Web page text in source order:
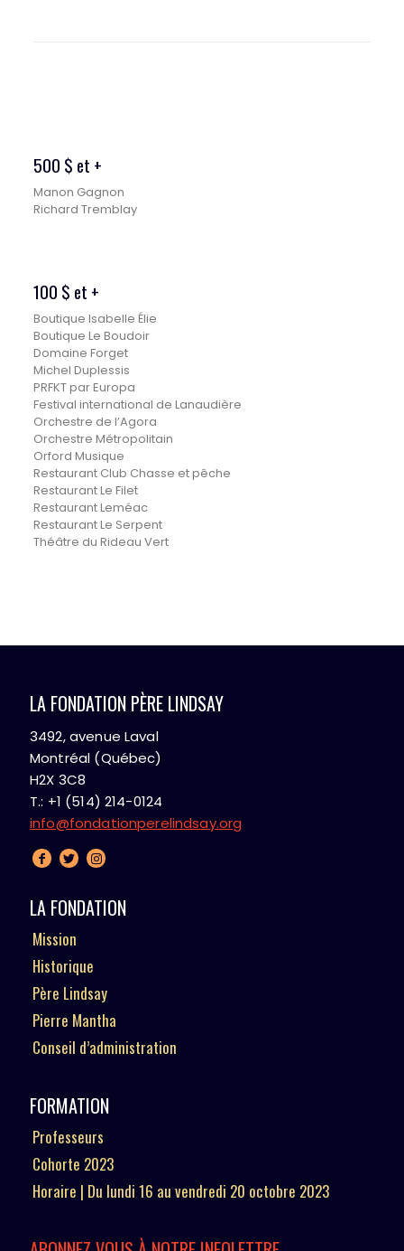
500 $ et +
Manon Gagnon
Richard Tremblay
100 $ et +
Boutique Isabelle Élie
Boutique Le Boudoir
Domaine Forget
Michel Duplessis
PRFKT par Europa
Festival international de Lanaudière
Orchestre de l’Agora
Orchestre Métropolitain
Orford Musique
Restaurant Club Chasse et pêche
Restaurant Le Filet
Restaurant Leméac
Restaurant Le Serpent
Théâtre du Rideau Vert
LA FONDATION PÈRE LINDSAY
3492, avenue Laval
Montréal (Québec)
H2X 3C8
T.: +1 (514) 214-0124
info@fondationperelindsay.org
LA FONDATION
Mission
Historique
Père Lindsay
Pierre Mantha
Conseil d’administration
FORMATION
Professeurs
Cohorte 2023
Horaire | Du lundi 16 au vendredi 20 octobre 2023